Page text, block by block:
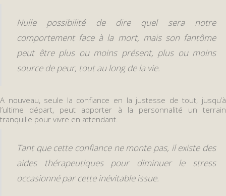
Nulle possibilité de dire quel sera notre
comportement face à la mort, mais son fantôme
peut être plus ou moins présent, plus ou moins
source de peur, tout au long de la vie.
A nouveau, seule la confiance en la justesse de tout, jusqu’à
l’ultime départ, peut apporter à la personnalité un terrain
tranquille pour vivre en attendant.
Tant que cette confiance ne monte pas, il existe des
aides thérapeutiques pour diminuer le stress
occasionné par cette inévitable issue.